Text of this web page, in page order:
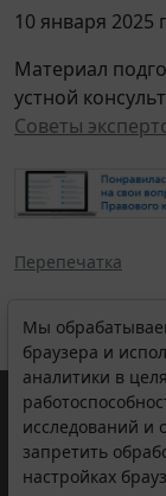
10 января 2025
Материал
устной
Советы
Перепечатка
Мы
браузера и
аналитики в
исследований и
запретить
настройках
© ООО "НПП
выпускается с
являются